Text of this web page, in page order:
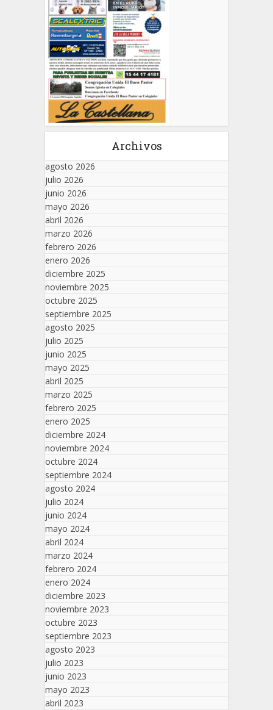
Archivos
agosto 2026
julio 2026
junio 2026
mayo 2026
abril 2026
marzo 2026
febrero 2026
enero 2026
diciembre 2025
noviembre 2025
octubre 2025
septiembre 2025
agosto 2025
julio 2025
junio 2025
mayo 2025
abril 2025
marzo 2025
febrero 2025
enero 2025
diciembre 2024
noviembre 2024
octubre 2024
septiembre 2024
agosto 2024
julio 2024
junio 2024
mayo 2024
abril 2024
marzo 2024
febrero 2024
enero 2024
diciembre 2023
noviembre 2023
octubre 2023
septiembre 2023
agosto 2023
julio 2023
junio 2023
mayo 2023
abril 2023